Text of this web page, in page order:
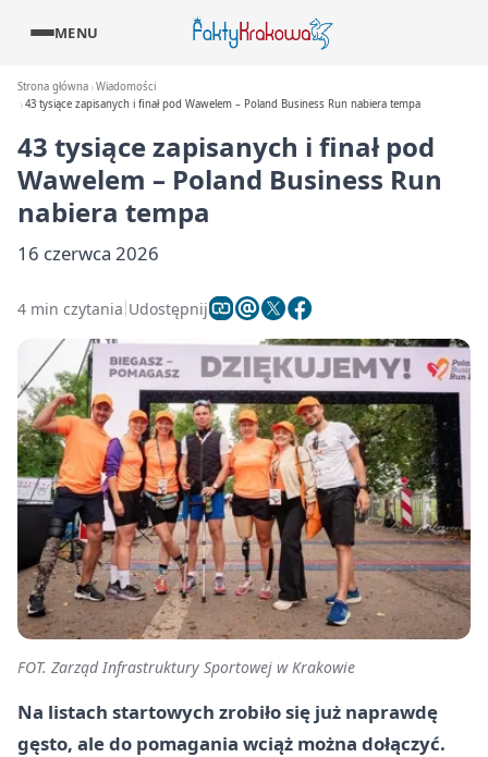
MENU
Strona główna Wiadomości
43 tysiące zapisanych i finał pod Wawelem – Poland Business Run nabiera tempa
43 tysiące zapisanych i finał pod
Wawelem – Poland Business Run
nabiera tempa
16 czerwca 2026
4 min czytania Udostępnij
FOT. Zarząd Infrastruktury Sportowej w Krakowie
Na listach startowych zrobiło się już naprawdę
gęsto, ale do pomagania wciąż można dołączyć.